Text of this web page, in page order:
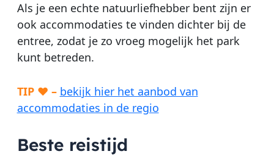
Als je een echte natuurliefhebber bent zijn er
ook accommodaties te vinden dichter bij de
entree, zodat je zo vroeg mogelijk het park
kunt betreden.
TIP ♥ – bekijk hier het aanbod van
accommodaties in de regio
Beste reistijd